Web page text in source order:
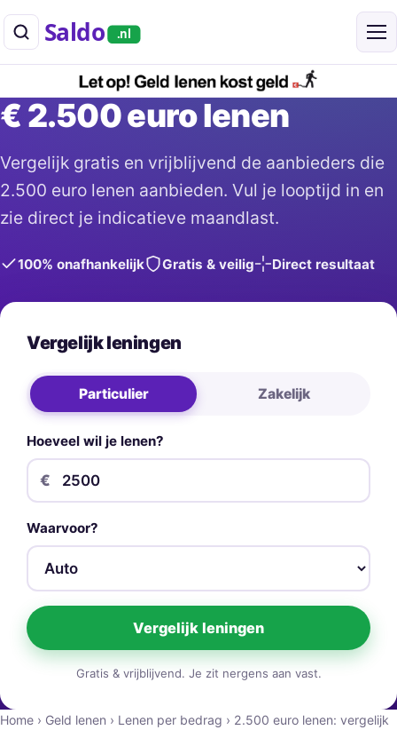
Saldo .nl
Vergelijk leningen
Particulier Zakelijk
Hoeveel wil je lenen?
€
Waarvoor?
Vergelijk leningen
Gratis & vrijblijvend. Je zit nergens aan vast.
€ 2.500 euro lenen
Vergelijk gratis en vrijblijvend de aanbieders die
2.500 euro lenen aanbieden. Vul je looptijd in en
zie direct je indicatieve maandlast.
100% onafhankelijk Gratis & veilig Direct resultaat
Home › Geld lenen › Lenen per bedrag › 2.500 euro lenen: vergelijk